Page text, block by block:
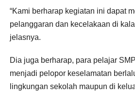
“Kami berharap kegiatan ini dapat
pelanggaran dan kecelakaan di
jelasnya.
Dia juga berharap, para pelajar
menjadi pelopor keselamatan
lingkungan sekolah maupun di